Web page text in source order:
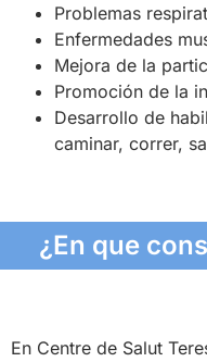
Problemas
Enfermedades
Mejora de la
Promoción de la
Desarrollo de
caminar, correr,
¿En que
En Centre de Salut